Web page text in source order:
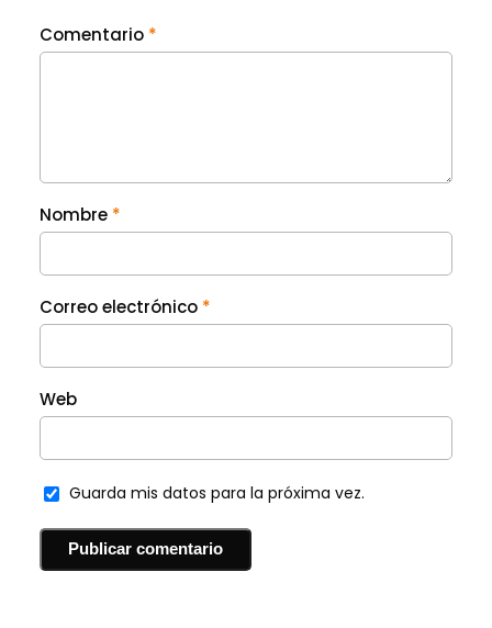
Comentario *
Nombre *
Correo electrónico *
Web
Guarda mis datos para la próxima vez.